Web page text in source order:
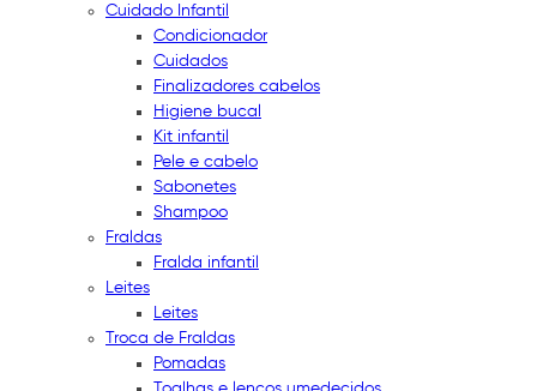
Cuidado Infantil
Condicionador
Cuidados
Finalizadores cabelos
Higiene bucal
Kit infantil
Pele e cabelo
Sabonetes
Shampoo
Fraldas
Fralda infantil
Leites
Leites
Troca de Fraldas
Pomadas